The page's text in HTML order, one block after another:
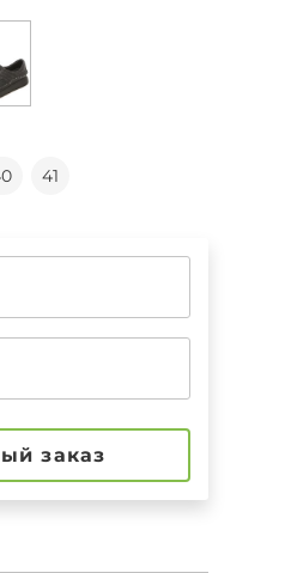
41
заказ